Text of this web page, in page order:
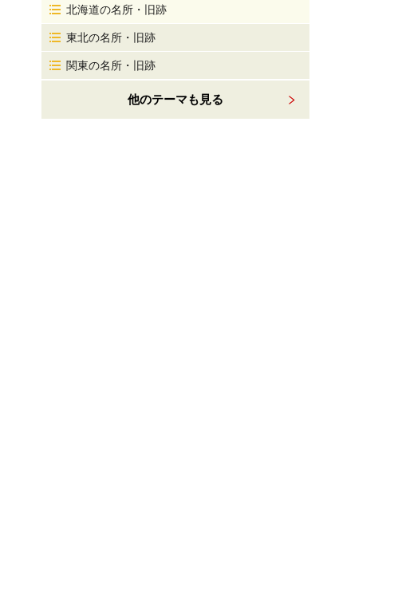
北海道の名所・旧跡
東北の名所・旧跡
関東の名所・旧跡
他のテーマも見る